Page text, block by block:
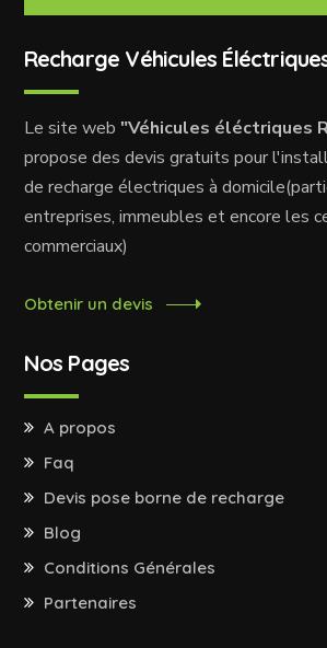
Recharge Véhicules
Le site web "Véhicules éléctriques
propose des devis gratuits pour
de recharge électriques à
entreprises, immeubles et encore les
commerciaux)
Obtenir un devis
Nos Pages
A propos
Faq
Devis pose borne de recharge
Blog
Conditions Générales
Partenaires